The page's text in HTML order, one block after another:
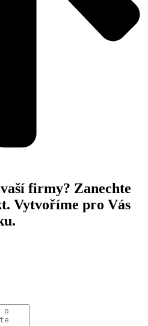
firmy? Zanechte
Vytvoříme pro Vás